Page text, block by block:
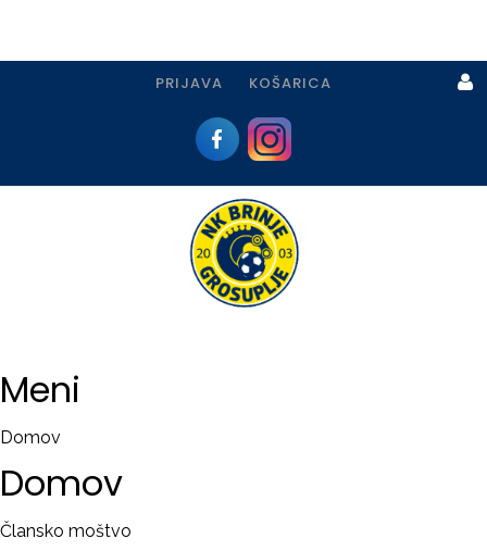
PRIJAVA KOŠARICA
Meni
Domov
Domov
Člansko moštvo
Prijava
Registracija